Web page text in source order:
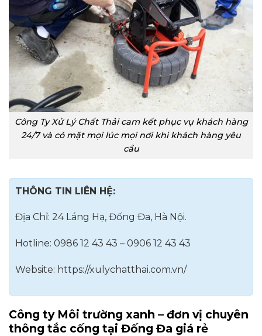
Công Ty Xử Lý Chất Thải cam kết phục vụ khách hàng
24/7 và có mặt mọi lúc mọi nơi khi khách hàng yêu
cầu
THÔNG TIN LIÊN HỆ:
Địa Chỉ: 24 Láng Hạ, Đống Đa, Hà Nội.
Hotline: 0986 12 43 43 – 0906 12 43 43
Website: https://xulychatthai.com.vn/
Công ty Môi trường xanh – đơn vị chuyên
thông tắc cống tại Đống Đa giá rẻ